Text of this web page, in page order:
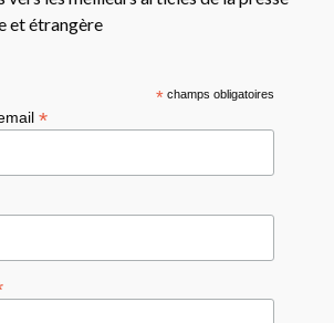
et étrangère
*champs obligatoires
*